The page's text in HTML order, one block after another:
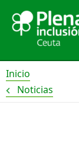
contenido
Inicio
Noticias